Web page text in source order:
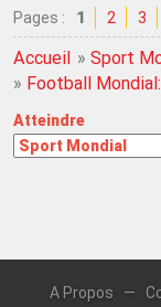
Pages : 1 2 3
Accueil »Sport
» Football
Atteindre
A Propos —